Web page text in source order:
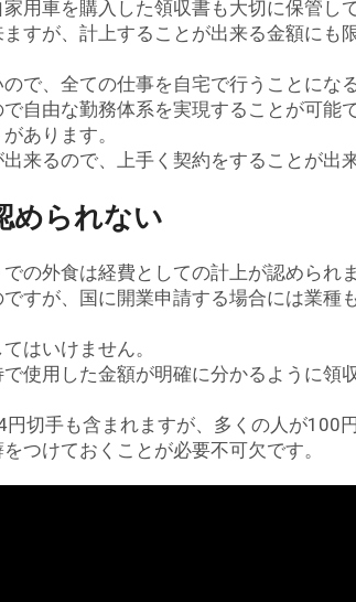
用車を購入した領収書も大切に保管し
すが、計上することが出来る金額にも
で、全ての仕事を自宅で行うことにな
自由な勤務体系を実現することが可能で
あります。
るので、上手く契約をすることが出
められない
の外食は経費としての計上が認められま
すが、国に開業申請する場合には業種
はいけません。
使用した金額が明確に分かるように領
切手も含まれますが、多くの人が100
つけておくことが必要不可欠です。